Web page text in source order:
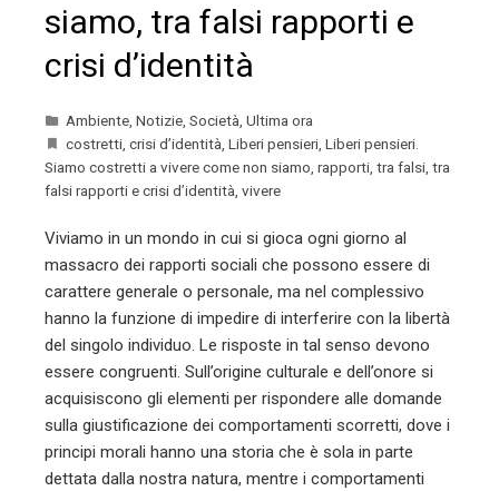
siamo, tra falsi rapporti e
crisi d’identità
Ambiente, Notizie, Società, Ultima ora
costretti, crisi d’identità, Liberi pensieri, Liberi pensieri.
Siamo costretti a vivere come non siamo, rapporti, tra falsi, tra
falsi rapporti e crisi d’identità, vivere
Viviamo in un mondo in cui si gioca ogni giorno al
massacro dei rapporti sociali che possono essere di
carattere generale o personale, ma nel complessivo
hanno la funzione di impedire di interferire con la libertà
del singolo individuo. Le risposte in tal senso devono
essere congruenti. Sull’origine culturale e dell’onore si
acquisiscono gli elementi per rispondere alle domande
sulla giustificazione dei comportamenti scorretti, dove i
principi morali hanno una storia che è sola in parte
dettata dalla nostra natura, mentre i comportamenti